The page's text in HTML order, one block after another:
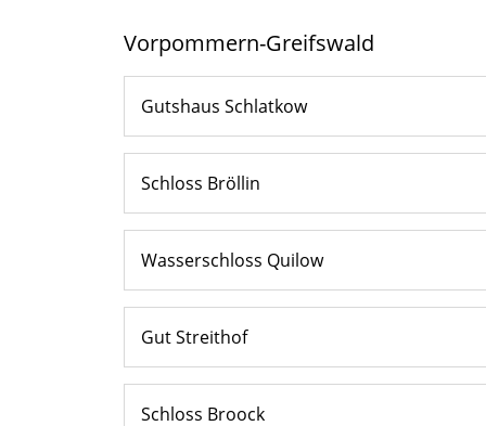
Vorpommern-Greifswald
Gutshaus Schlatkow
Schloss Bröllin
Wasserschloss Quilow
Gut Streithof
Schloss Broock